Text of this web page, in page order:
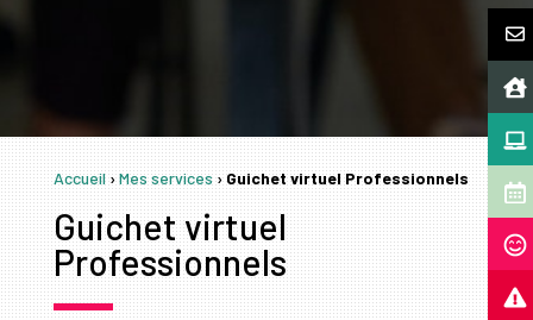
Accueil›Mes services›Guichet virtuel Professionnels
Guichet virtuel
Professionnels